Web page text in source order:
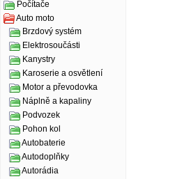
Počítače
Auto moto
Brzdový systém
Elektrosoučásti
Kanystry
Karoserie a osvětlení
Motor a převodovka
Náplně a kapaliny
Podvozek
Pohon kol
Autobaterie
Autodoplňky
Autorádia